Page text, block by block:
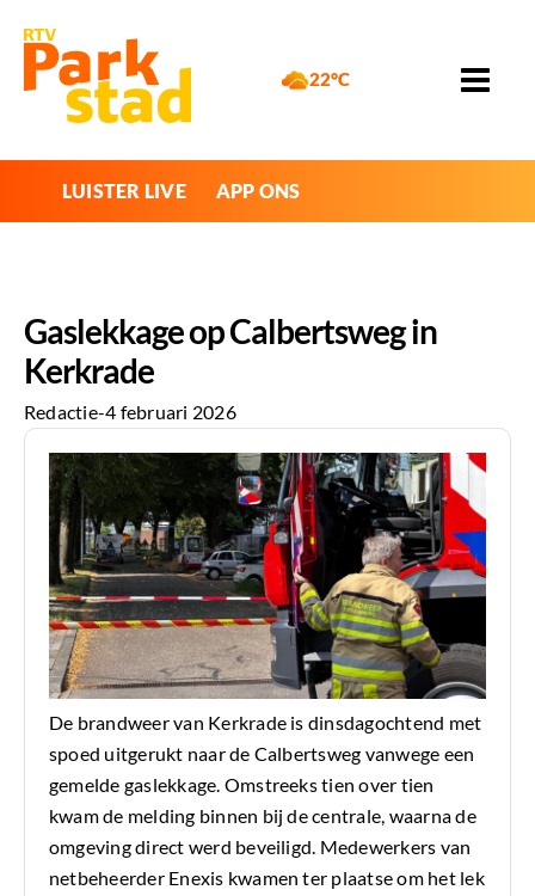
22°C
LUISTER LIVE APP ONS
Gaslekkage op Calbertsweg in
Kerkrade
Redactie-4 februari 2026
De brandweer van Kerkrade is dinsdagochtend met
spoed uitgerukt naar de Calbertsweg vanwege een
gemelde gaslekkage. Omstreeks tien over tien
kwam de melding binnen bij de centrale, waarna de
omgeving direct werd beveiligd. Medewerkers van
netbeheerder Enexis kwamen ter plaatse om het lek